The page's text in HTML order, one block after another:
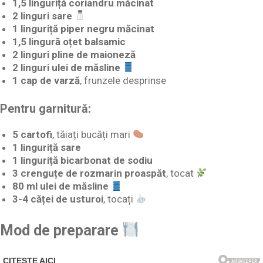
1,5 linguriță coriandru măcinat
2 linguri sare
1 linguriță piper negru măcinat
1,5 lingură oțet balsamic
2 linguri pline de maioneză
2 linguri ulei de măsline
1 cap de varză, frunzele desprinse
Pentru garnitură:
5 cartofi, tăiați bucăți mari
1 linguriță sare
1 linguriță bicarbonat de sodiu
3 crenguțe de rozmarin proaspăt, tocat
80 ml ulei de măsline
3-4 căței de usturoi, tocați
Mod de preparare